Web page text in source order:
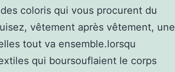
coloris qui vous procurent du
vêtement après vêtement, une
tout va ensemble.lorsqu
qui boursouflaient le corps